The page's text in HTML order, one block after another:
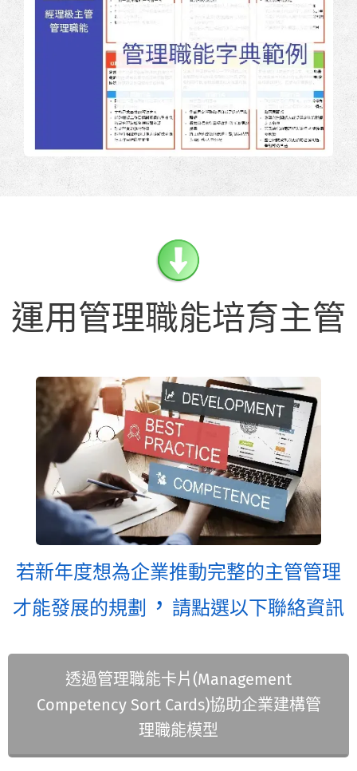
運用管理職能培育主管
若新年度想為企業推動完整的主管管理
才能發展的規劃
， 請點選以下聯絡資訊
透過管理職能卡片(Management
Competency Sort Cards)協助企業建構管
理職能模型